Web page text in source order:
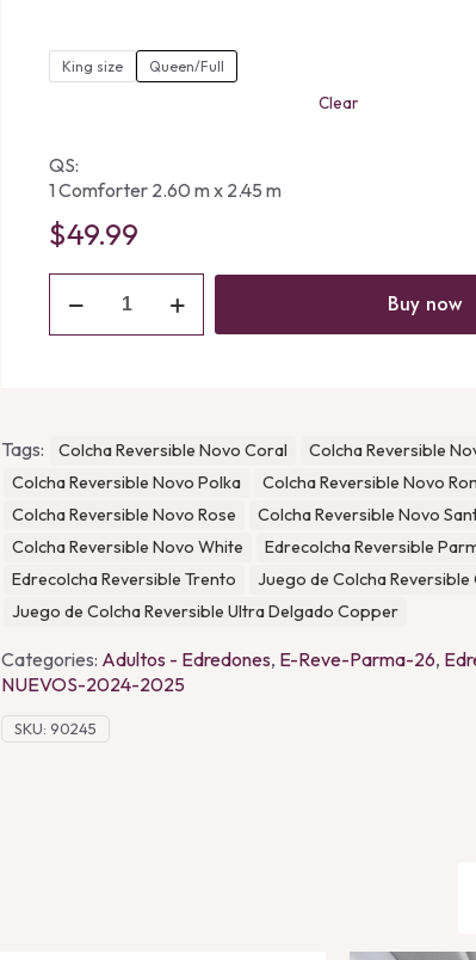
through
King size Queen/Full
Clear
QS:
1 Comforter 2.60 m x 2.45 m
$49.99
Reversible
Parma
Buy now
Tags: Colcha Reversible Novo Coral
Colcha Reversible
Colcha Reversible Novo Polka
Colcha Reversible Novo
Colcha Reversible Novo Rose
Colcha Reversible Novo
Colcha Reversible Novo White
Edrecolcha Reversible
Edrecolcha Reversible Trento
Juego de Colcha
Juego de Colcha Reversible Ultra Delgado Copper
Categories: Adultos - Edredones, E-Reve-Parma-26,
NUEVOS-2024-2025
SKU: 90245